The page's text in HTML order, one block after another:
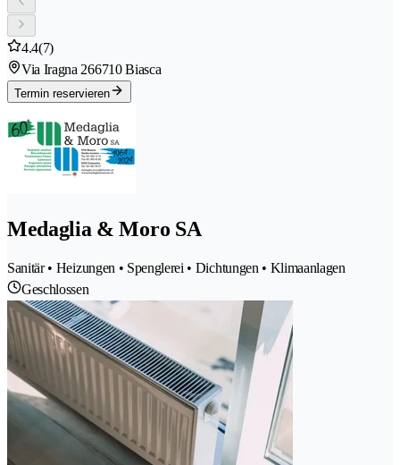
4.4(7)
Via Iragna 266710 Biasca
Termin reservieren
Medaglia & Moro SA
Sanitär • Heizungen • Spenglerei • Dichtungen • Klimaanlagen
Geschlossen